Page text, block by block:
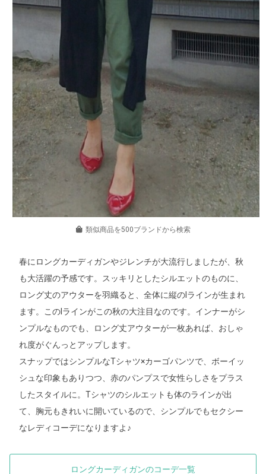
類似商品を500ブランドから検索
春にロングカーディガンやジレンチが大流行しましたが、秋
も大活躍の予感です。スッキリとしたシルエットのものに、
ロング丈のアウターを羽織ると、全体に縦のIラインが生まれ
ます。このIラインがこの秋の大注目なのです。インナーがシ
ンプルなものでも、ロング丈アウターが一枚あれば、おしゃ
れ度がぐんっとアップします。
スナップではシンプルなTシャツ×カーゴパンツで、ボーイッ
シュな印象もありつつ、赤のパンプスで女性らしさをプラス
したスタイルに。Tシャツのシルエットも体のラインが出
て、胸元もきれいに開いているので、シンプルでもセクシー
なレディコーデになりますよ♪
ロングカーディガンのコーデ一覧